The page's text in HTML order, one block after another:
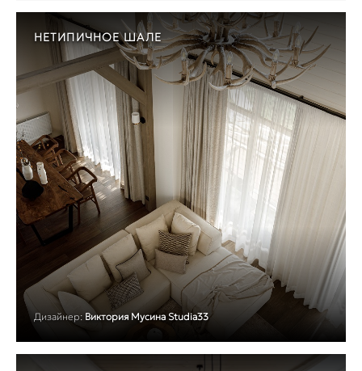
НЕТИПИЧНОЕ ШАЛЕ
Дизайнер: Виктория Мусина Studia33